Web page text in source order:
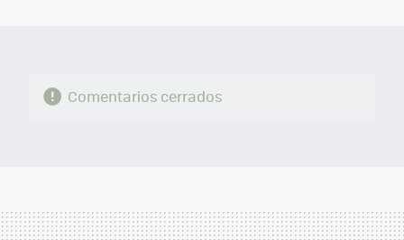
Comentarios cerrados